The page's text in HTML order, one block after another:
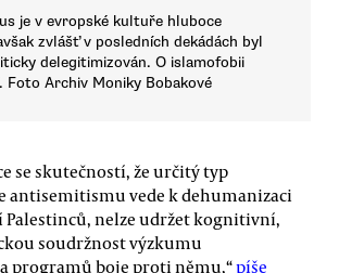
je v evropské kultuře hluboce
zvlášť v posledních dekádách byl
delegitimizován. O islamofobii
Foto Archiv Moniky Bobakové
se skutečností, že určitý typ
antisemitismu vede k dehumanizaci
Palestinců, nelze udržet kognitivní,
soudržnost výzkumu
programů boje proti němu,“píše